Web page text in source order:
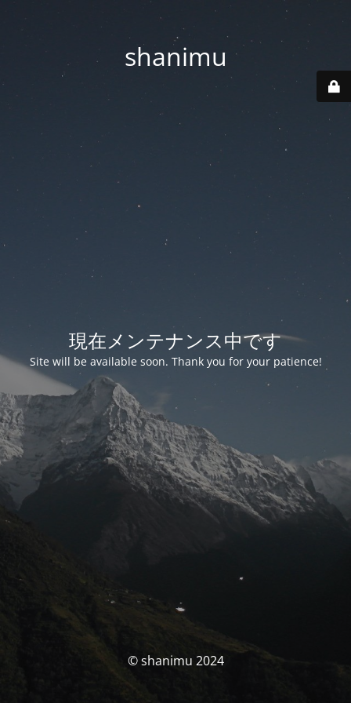
shanimu
現在メンテナンス中です
Site will be available soon. Thank you for your patience!
© shanimu 2024